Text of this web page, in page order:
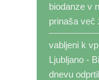
biodanze v
prinaša več
vabljeni k
Ljubljano -
dnevu